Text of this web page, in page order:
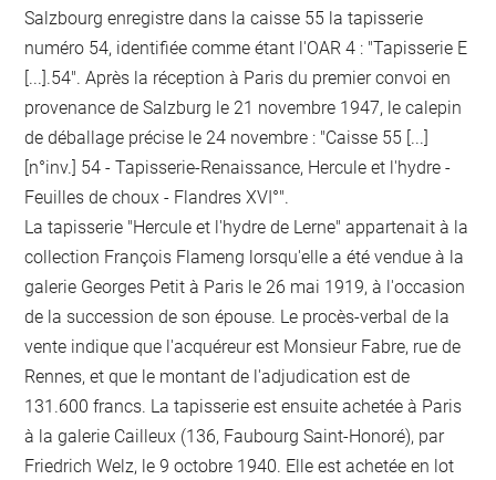
Salzbourg enregistre dans la caisse 55 la tapisserie
numéro 54, identifiée comme étant l'OAR 4 : "Tapisserie E
[...].54". Après la réception à Paris du premier convoi en
provenance de Salzburg le 21 novembre 1947, le calepin
de déballage précise le 24 novembre : "Caisse 55 [...]
[n°inv.] 54 - Tapisserie-Renaissance, Hercule et l'hydre -
Feuilles de choux - Flandres XVI°".
La tapisserie "Hercule et l'hydre de Lerne" appartenait à la
collection François Flameng lorsqu'elle a été vendue à la
galerie Georges Petit à Paris le 26 mai 1919, à l'occasion
de la succession de son épouse. Le procès-verbal de la
vente indique que l'acquéreur est Monsieur Fabre, rue de
Rennes, et que le montant de l'adjudication est de
131.600 francs. La tapisserie est ensuite achetée à Paris
à la galerie Cailleux (136, Faubourg Saint-Honoré), par
Friedrich Welz, le 9 octobre 1940. Elle est achetée en lot